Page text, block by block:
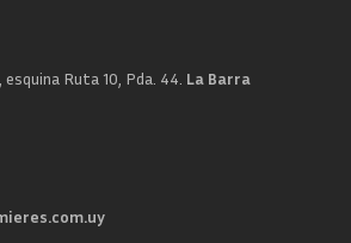
Ruta 10, Pda. 44. La Barra